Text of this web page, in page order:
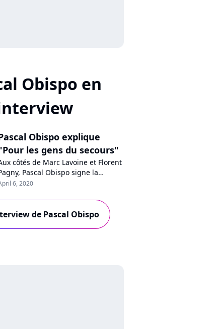
Obispo en
Obispo explique
les gens du secours"
côtés de Marc Lavoine et Florent
Pascal Obispo signe la
"Pour les gens du secours",
contre le coronavirus. Joint
téléphone, le chanteur nous
explique la naissance de ce titre
6, 2020
de Pascal Obispo